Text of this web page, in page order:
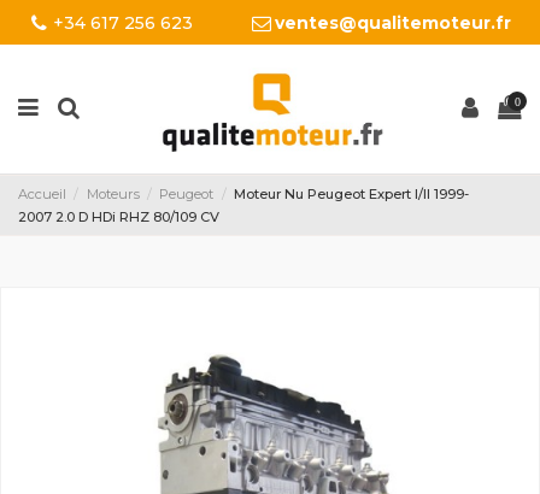
+34 617 256 623 ventes@qualitemoteur.fr
0
Accueil Moteurs Peugeot
Moteur Nu Peugeot Expert I/II 1999-
2007 2.0 D HDi RHZ 80/109 CV